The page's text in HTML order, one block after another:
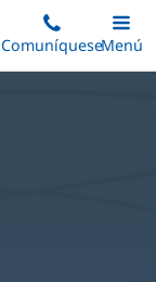
ComuníqueseMenú